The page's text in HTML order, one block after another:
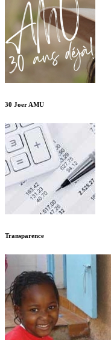
30 Joer AMU
Transparence